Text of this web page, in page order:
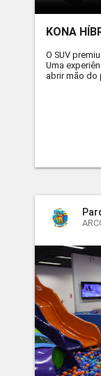
KONA
O SUV
Uma
abrir mão do